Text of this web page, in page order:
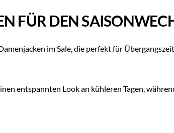
FÜR DEN
im Sale, die perfekt für
entspannten Look an kühleren Tagen,